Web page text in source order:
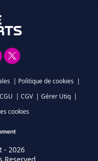
| Politique de cookies |
CGU | CGV | Gérer Utiq |
cookies
- 2026